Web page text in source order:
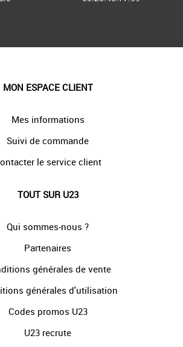
MON ESPACE CLIENT
Mes informations
Suivi de commande
le service client
TOUT SUR U23
Qui sommes-nous ?
Partenaires
générales de vente
générales d'utilisation
Codes promos U23
U23 recrute